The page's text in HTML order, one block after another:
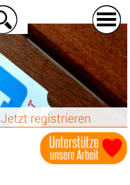
Jetzt registrieren